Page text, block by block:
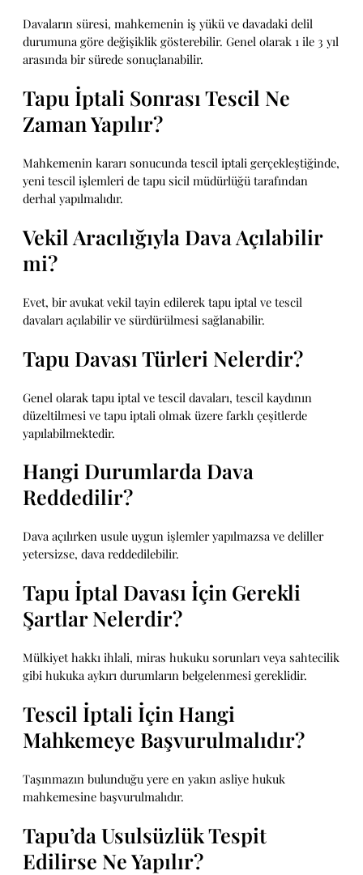
Davaların süresi, mahkemenin iş yükü ve davadaki delil
durumuna göre değişiklik gösterebilir. Genel olarak 1 ile 3 yıl
arasında bir sürede sonuçlanabilir.
Tapu İptali Sonrası Tescil Ne
Zaman Yapılır?
Mahkemenin kararı sonucunda tescil iptali gerçekleştiğinde,
yeni tescil işlemleri de tapu sicil müdürlüğü tarafından
derhal yapılmalıdır.
Vekil Aracılığıyla Dava Açılabilir
mi?
Evet, bir avukat vekil tayin edilerek tapu iptal ve tescil
davaları açılabilir ve sürdürülmesi sağlanabilir.
Tapu Davası Türleri Nelerdir?
Genel olarak tapu iptal ve tescil davaları, tescil kaydının
düzeltilmesi ve tapu iptali olmak üzere farklı çeşitlerde
yapılabilmektedir.
Hangi Durumlarda Dava
Reddedilir?
Dava açılırken usule uygun işlemler yapılmazsa ve deliller
yetersizse, dava reddedilebilir.
Tapu İptal Davası İçin Gerekli
Şartlar Nelerdir?
Mülkiyet hakkı ihlali, miras hukuku sorunları veya sahtecilik
gibi hukuka aykırı durumların belgelenmesi gereklidir.
Tescil İptali İçin Hangi
Mahkemeye Başvurulmalıdır?
Taşınmazın bulunduğu yere en yakın asliye hukuk
mahkemesine başvurulmalıdır.
Tapu’da Usulsüzlük Tespit
Edilirse Ne Yapılır?